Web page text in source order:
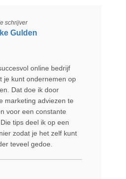
schrijver
Gulden
online bedrijf
je kunt ondernemen op
Dat doe ik door
marketing adviezen te
voor een constante
tips deel ik op een
zodat je het zelf kunt
teveel gedoe.